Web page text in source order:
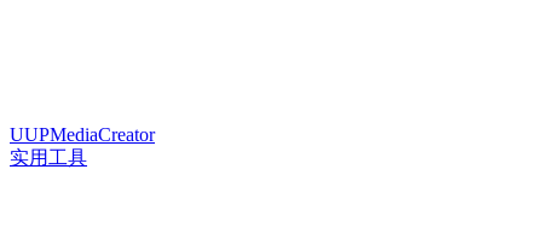
UUPMediaCreator
实用工具